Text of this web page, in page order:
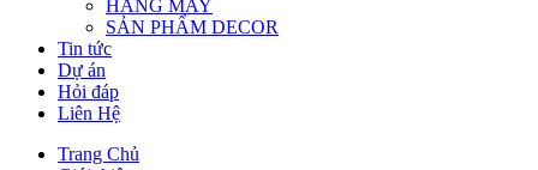
HÀNG MAY
SẢN PHẨM DECOR
Tin tức
Dự án
Hỏi đáp
Liên Hệ
Trang Chủ